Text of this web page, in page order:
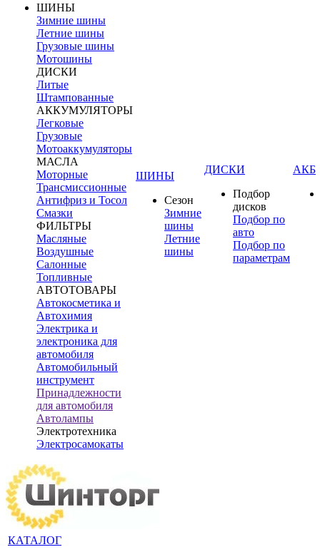
ШИНЫ
Зимние шины
Летние шины
Грузовые шины
Мотошины
ДИСКИ
Литые
Штампованные
АККУМУЛЯТОРЫ
Легковые
Грузовые
Мотоаккумуляторы
МАСЛА
Моторные
Трансмиссионные
Антифриз и Тосол
Смазки
ФИЛЬТРЫ
Масляные
Воздушные
Салонные
Топливные
АВТОТОВАРЫ
Автокосметика и
Автохимия
Электрика и
электроника для
автомобиля
Автомобильный
инструмент
Принадлежности
для автомобиля
Автолампы
Электротехника
Электросамокаты
ШИНЫ
Сезон
Зимние
шины
Летние
шины
ДИСКИ
Подбор
дисков
Подбор по
авто
Подбор по
параметрам
АКБ
КАТАЛОГ